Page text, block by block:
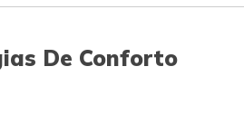
De Conforto